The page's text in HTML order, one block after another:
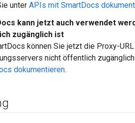
unter APIs mit SmartDocs
kann jetzt auch verwendet
zugänglich ist
können Sie jetzt die Proxy-
nicht öffentlich
dokumentieren.